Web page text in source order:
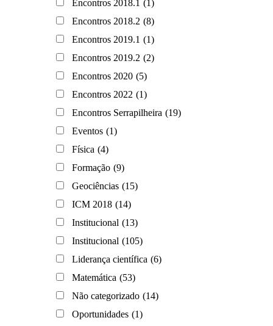
Encontros 2018.1 (1)
Encontros 2018.2 (8)
Encontros 2019.1 (1)
Encontros 2019.2 (2)
Encontros 2020 (5)
Encontros 2022 (1)
Encontros Serrapilheira (19)
Eventos (1)
Física (4)
Formação (9)
Geociências (15)
ICM 2018 (14)
Institucional (13)
Institucional (105)
Liderança científica (6)
Matemática (53)
Não categorizado (14)
Oportunidades (1)